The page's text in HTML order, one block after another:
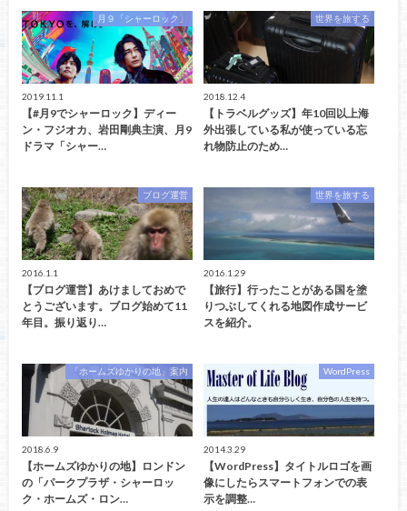
月９「シャーロック」
2019.11.1
【#月9でシャーロック】ディー
ン・フジオカ、岩田剛典主演、月9
ドラマ「シャー…
世界を旅する
2018.12.4
【トラベルグッズ】年10回以上海
外出張している私が使っている忘
れ物防止のため…
ブログ運営
2016.1.1
【ブログ運営】あけましておめで
とうございます。ブログ始めて11
年目。振り返り…
世界を旅する
2016.1.29
【旅行】行ったことがある国を塗
りつぶしてくれる地図作成サービ
スを紹介。
「ホームズゆかりの地」案内
2018.6.9
【ホームズゆかりの地】ロンドン
の「パークプラザ・シャーロッ
ク・ホームズ・ロン…
WordPress
2014.3.29
【WordPress】タイトルロゴを画
像にしたらスマートフォンでの表
示を調整…